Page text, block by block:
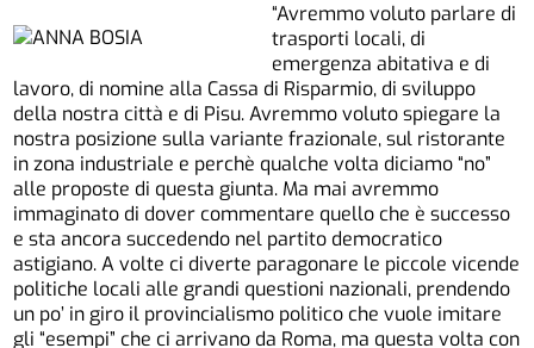
“Avremmo voluto parlare di
trasporti locali, di
emergenza abitativa e di
lavoro, di nomine alla Cassa di Risparmio, di sviluppo
della nostra città e di Pisu. Avremmo voluto spiegare la
nostra posizione sulla variante frazionale, sul ristorante
in zona industriale e perchè qualche volta diciamo “no”
alle proposte di questa giunta. Ma mai avremmo
immaginato di dover commentare quello che è successo
e sta ancora succedendo nel partito democratico
astigiano. A volte ci diverte paragonare le piccole vicende
politiche locali alle grandi questioni nazionali, prendendo
un po’ in giro il provincialismo politico che vuole imitare
gli “esempi” che ci arrivano da Roma, ma questa volta con